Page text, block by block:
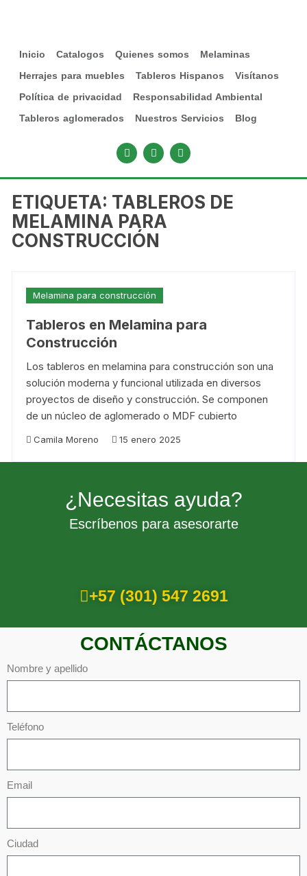
Inicio Catalogos Quienes somos
Melaminas
Herrajes para muebles
Tableros Hispanos
Visítanos
Política de privacidad
Responsabilidad Ambiental
Tableros aglomerados
Nuestros Servicios Blog
ETIQUETA: TABLEROS DE
MELAMINA PARA
CONSTRUCCIÓN
Melamina para construcción
Tableros en Melamina para
Construcción
Los tableros en melamina para construcción son una
solución moderna y funcional utilizada en diversos
proyectos de diseño y construcción. Se componen
de un núcleo de aglomerado o MDF cubierto
Camila Moreno 15 enero 2025
¿Necesitas ayuda?
Escríbenos para asesorarte
+57 (301) 547 2691
CONTÁCTANOS
Nombre y apellido
Teléfono
Email
Ciudad